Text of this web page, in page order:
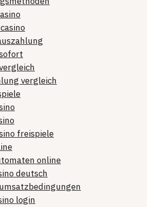
vergleich
freispiele
online
deutsch
login